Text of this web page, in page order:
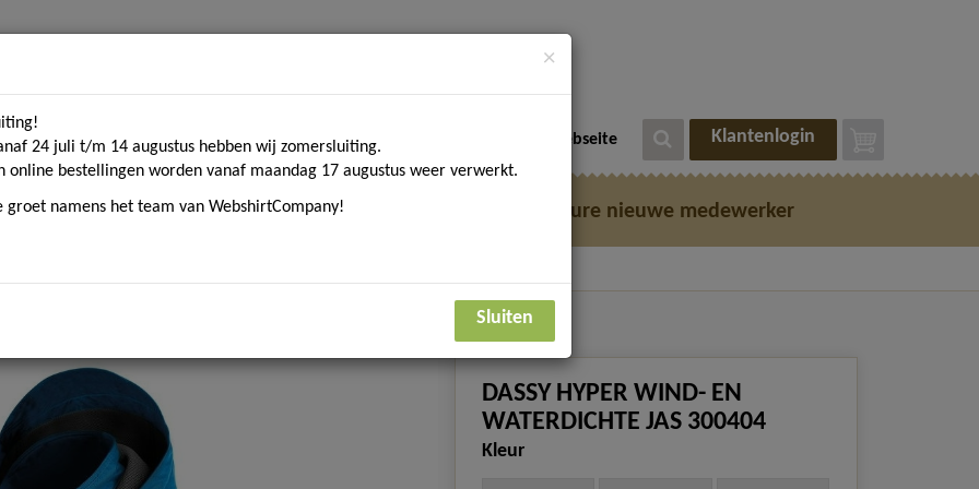
Home Contact Over ons Merken Deutsche Webseite Klantenlogin
textiel Sport gerelateerde textiel Vacature nieuwe medewerker
DASSY HYPER WIND- EN
WATERDICHTE JAS 300404
Kleur
×
24 juli t/m 14 augustus hebben wij zomersluiting.
online bestellingen worden vanaf maandag 17 augustus weer verwerkt.
groet namens het team van WebshirtCompany!
Sluiten